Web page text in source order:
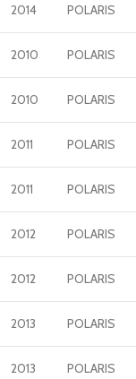
2014 POLARIS
2010 POLARIS
2010 POLARIS
2011 POLARIS
2011 POLARIS
2012 POLARIS
2012 POLARIS
2013 POLARIS
2013 POLARIS